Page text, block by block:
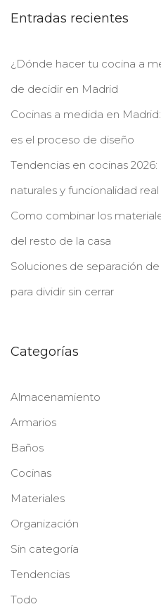
Entradas recientes
¿Dónde hacer tu cocina a
de decidir en Madrid
Cocinas a medida en
es el proceso de diseño
Tendencias en cocinas
naturales y funcionalidad real
Como combinar los
del resto de la casa
Soluciones de separación
para dividir sin cerrar
Categorías
Almacenamiento
Armarios
Baños
Cocinas
Materiales
Organización
Sin categoría
Tendencias
Todo